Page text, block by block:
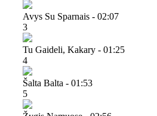
Avys Su Sparnais - 02:07
3
Tu Gaideli, Kakary - 01:25
4
Šalta Balta - 01:53
5